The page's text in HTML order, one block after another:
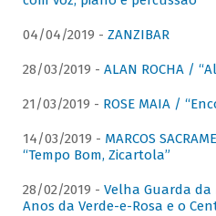
04/04/2019 - ZANZIBAR
28/03/2019 - ALAN ROCHA /
21/03/2019 - ROSE MAIA /
14/03/2019 - MARCOS
“Tempo Bom, Zicartola”
28/02/2019 - Velha Guarda
Anos da Verde-e-Rosa e o